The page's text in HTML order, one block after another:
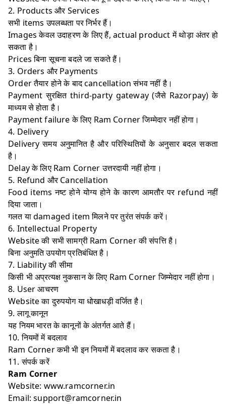
2. Products और Services
सभी items उपलब्धता पर निर्भर हैं।
Images केवल उदाहरण के लिए हैं, actual product में थोड़ा अंतर हो
सकता है।
Prices बिना सूचना बदले जा सकते हैं।
3. Orders और Payments
Order तैयार होने के बाद cancellation संभव नहीं है।
Payment सुरक्षित third-party gateway (जैसे Razorpay) के
माध्यम से होता है।
Payment failure के लिए Ram Corner जिम्मेदार नहीं होगा।
4. Delivery
Delivery समय अनुमानित है और परिस्थितियों के अनुसार बदल सकता
है।
Delay के लिए Ram Corner उत्तरदायी नहीं होगा।
5. Refund और Cancellation
Food items नष्ट होने योग्य होने के कारण आमतौर पर refund नहीं
दिया जाता।
गलत या damaged item मिलने पर तुरंत संपर्क करें।
6. Intellectual Property
Website की सभी सामग्री Ram Corner की संपत्ति है।
बिना अनुमति उपयोग प्रतिबंधित है।
7. Liability की सीमा
किसी भी अप्रत्यक्ष नुकसान के लिए Ram Corner जिम्मेदार नहीं होगा।
8. User आचरण
Website का दुरुपयोग या धोखाधड़ी वर्जित है।
9. लागू कानून
यह नियम भारत के कानूनों के अंतर्गत आते हैं।
10. नियमों में बदलाव
Ram Corner कभी भी इन नियमों में बदलाव कर सकता है।
11. संपर्क करें
Ram Corner
Website: www.ramcorner.in
Email:support@ramcorner.in